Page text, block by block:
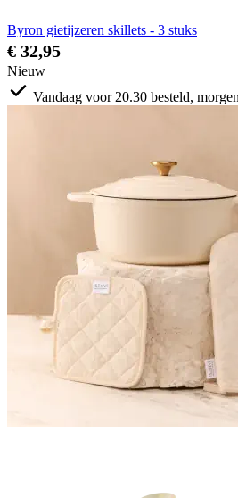
Byron gietijzeren skillets - 3 stuks
€ 32,95
Nieuw
Vandaag voor 20.30 besteld,